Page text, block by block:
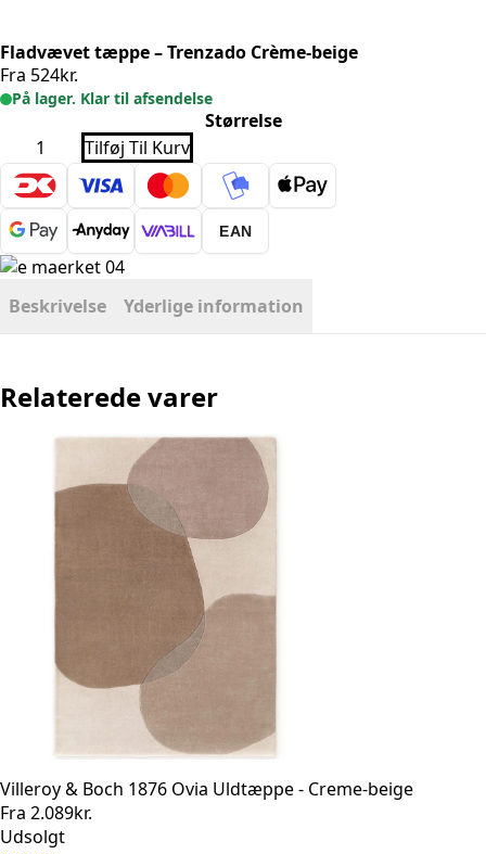
Fladvævet tæppe – Trenzado Crème-beige
Fra 524kr.
På lager. Klar til afsendelse
Størrelse
Fladvævet
tæppe
-
Trenzado
Crème-
beige
antal
Tilføj Til Kurv
EAN
Beskrivelse Yderlige information
Relaterede varer
Villeroy & Boch 1876 Ovia Uldtæppe - Creme-beige
Fra 2.089kr.
Udsolgt